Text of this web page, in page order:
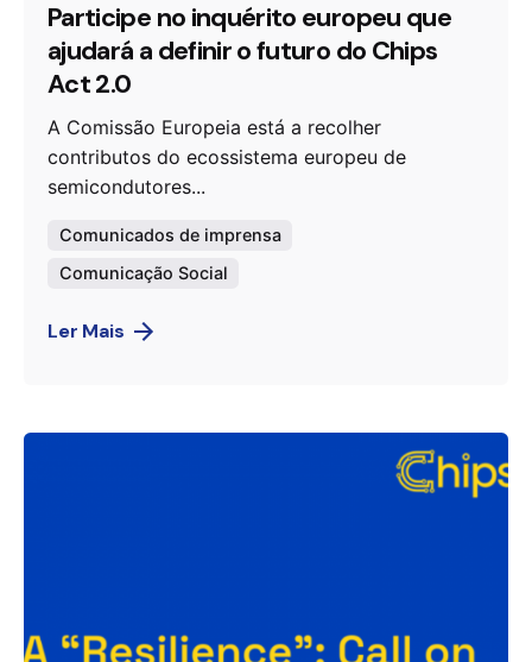
Participe no inquérito europeu que
ajudará a definir o futuro do Chips
Act 2.0
A Comissão Europeia está a recolher
contributos do ecossistema europeu de
semicondutores...
Comunicados de imprensa
Comunicação Social
Ler Mais